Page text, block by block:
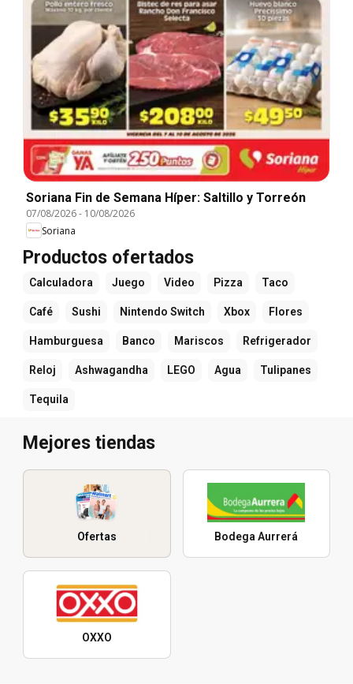
Soriana Fin de Semana Híper: Saltillo y Torreón
07/08/2026- 10/08/2026
Soriana
Productos ofertados
Calculadora Juego Video Pizza Taco
Café Sushi Nintendo Switch Xbox Flores
Hamburguesa Banco Mariscos Refrigerador
Reloj Ashwagandha LEGO Agua Tulipanes
Tequila
Mejores tiendas
Ofertas Bodega Aurrerá
OXXO